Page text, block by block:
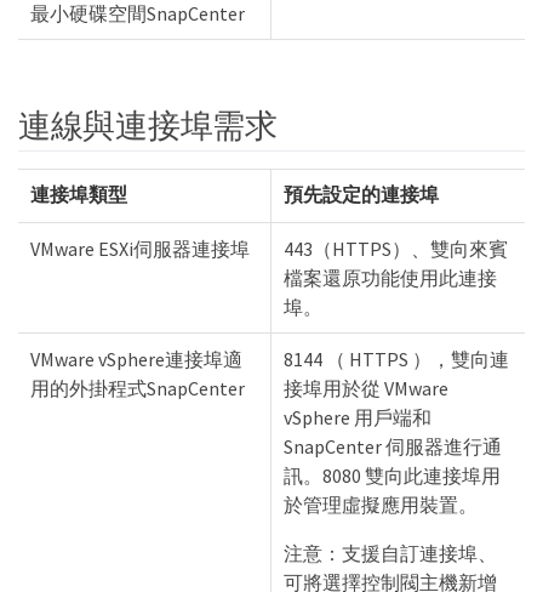
最小硬碟空間SnapCenter
連線與連接埠需求
連接埠類型 預先設定的連接埠
VMware ESXi伺服器連接埠
443（HTTPS）、雙向來賓
檔案還原功能使用此連接
埠。
VMware vSphere連接埠適
用的外掛程式SnapCenter
8144 （ HTTPS ），雙向連
接埠用於從 VMware
vSphere 用戶端和
SnapCenter 伺服器進行通
訊。8080 雙向此連接埠用
於管理虛擬應用裝置。
注意：支援自訂連接埠、
可將選擇控制閥主機新增